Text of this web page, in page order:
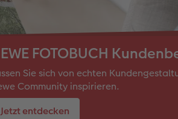
FOTOBUCH
Sie sich von echten
Community inspirieren.
Jetzt entdecken